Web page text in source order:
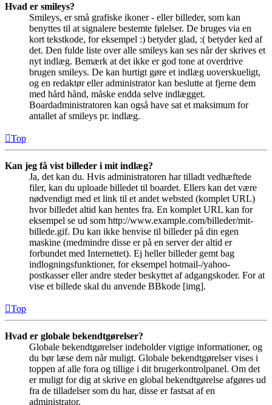
Hvad er smileys?
Smileys, er små grafiske ikoner - eller billeder, som kan
benyttes til at signalere bestemte følelser. De bruges via en
kort tekstkode, for eksempel :) betyder glad, :( betyder ked af
det. Den fulde liste over alle smileys kan ses når der skrives et
nyt indlæg. Bemærk at det ikke er god tone at overdrive
brugen smileys. De kan hurtigt gøre et indlæg uoverskueligt,
og en redaktør eller administrator kan beslutte at fjerne dem
med hård hånd, måske endda selve indlægget.
Boardadministratoren kan også have sat et maksimum for
antallet af smileys pr. indlæg.
Top
Kan jeg få vist billeder i mit indlæg?
Ja, det kan du. Hvis administratoren har tilladt vedhæftede
filer, kan du uploade billedet til boardet. Ellers kan det være
nødvendigt med et link til et andet websted (komplet URL)
hvor billedet altid kan hentes fra. En komplet URL kan for
eksempel se ud som http://www.example.com/billeder/mit-
billede.gif. Du kan ikke henvise til billeder på din egen
maskine (medmindre disse er på en server der altid er
forbundet med Internettet). Ej heller billeder gemt bag
indlogningsfunktioner, for eksempel hotmail-/yahoo-
postkasser eller andre steder beskyttet af adgangskoder. For at
vise et billede skal du anvende BBkode [img].
Top
Hvad er globale bekendtgørelser?
Globale bekendtgørelser indeholder vigtige informationer, og
du bør læse dem når muligt. Globale bekendtgørelser vises i
toppen af alle fora og tillige i dit brugerkontrolpanel. Om det
er muligt for dig at skrive en global bekendtgørelse afgøres ud
fra de tilladelser som du har, disse er fastsat af en
administrator.